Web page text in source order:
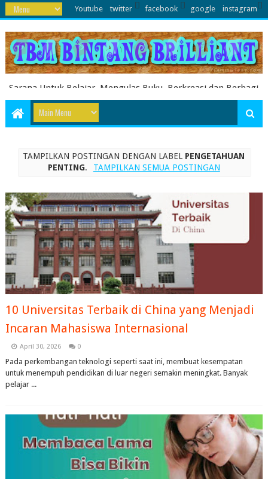
Youtube twitter facebook google instagram
Sarana Untuk Belajar, Mengulas Buku, Berkreasi dan Berbagi
Pengetahuan serta Energi Literasi Berbagai soal ujian sekolah
dasar juga dibahas disini
TAMPILKAN POSTINGAN DENGAN LABEL PENGETAHUAN
PENTING. TAMPILKAN SEMUA POSTINGAN
10 Universitas Terbaik di China yang Menjadi
Incaran Mahasiswa Internasional
April 30, 2026 0
Pada perkembangan teknologi seperti saat ini, membuat kesempatan
untuk menempuh pendidikan di luar negeri semakin meningkat. Banyak
pelajar ...